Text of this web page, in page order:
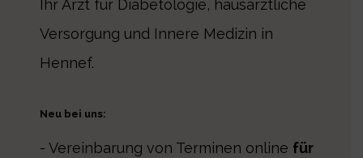
Ihr Arzt für Diabetologie, hausärztliche
Versorgung und Innere Medizin in
Hennef.
Neu bei uns:
- Vereinbarung von Terminen online für